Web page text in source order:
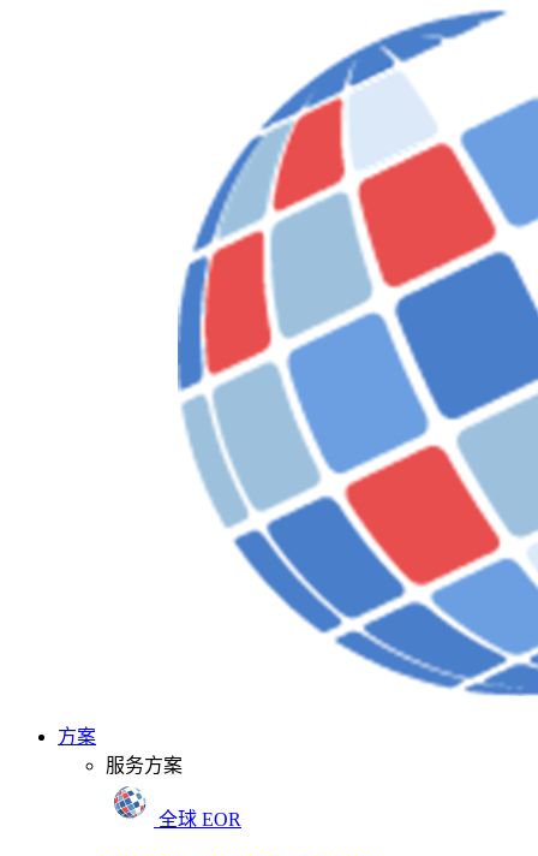
方案
服务方案
全球 EOR